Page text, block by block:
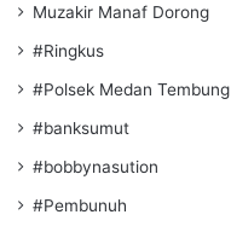
Muzakir Manaf Dorong
#Ringkus
#Polsek Medan Tembung
#banksumut
#bobbynasution
#Pembunuh